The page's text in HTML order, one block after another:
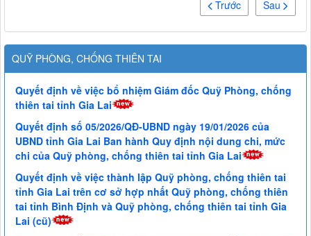
Sau
Trước
QUỸ PHÒNG, CHỐNG THIÊN TAI
Quyết định về việc bổ nhiệm Giám đốc Quỹ Phòng, chống
thiên tai tỉnh Gia Lai
Quyết định số 05/2026/QĐ-UBND ngày 19/01/2026 của
UBND tỉnh Gia Lai Ban hành Quy định nội dung chi, mức
chi của Quỹ phòng, chống thiên tai tỉnh Gia Lai
Quyết định về việc thành lập Quỹ phòng, chống thiên tai
tỉnh Gia Lai trên cơ sở hợp nhất Quỹ phòng, chống thiên
tai tỉnh Bình Định và Quỹ phòng, chống thiên tai tỉnh Gia
Lai (cũ)